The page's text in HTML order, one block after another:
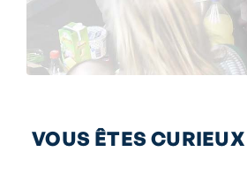
VOUS ÊTES